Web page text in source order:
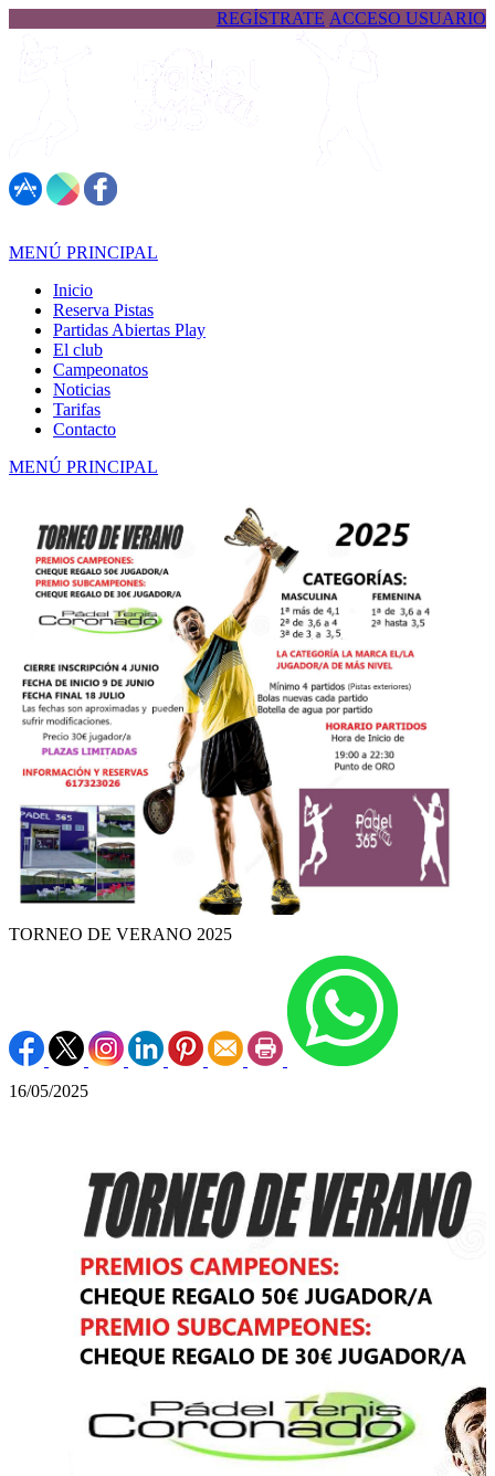
REGÍSTRATE ACCESO USUARIO
MENÚ PRINCIPAL
Inicio
Reserva Pistas
Partidas Abiertas Play
El club
Campeonatos
Noticias
Tarifas
Contacto
MENÚ PRINCIPAL
TORNEO DE VERANO 2025
16/05/2025